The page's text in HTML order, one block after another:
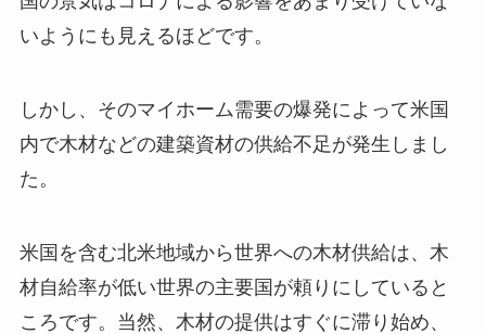
いようにも見えるほどです。
しかし、そのマイホーム需要の爆発によって米国
内で木材などの建築資材の供給不足が発生しまし
た。
米国を含む北米地域から世界への木材供給は、木
材自給率が低い世界の主要国が頼りにしていると
ころです。当然、木材の提供はすぐに滞り始め、